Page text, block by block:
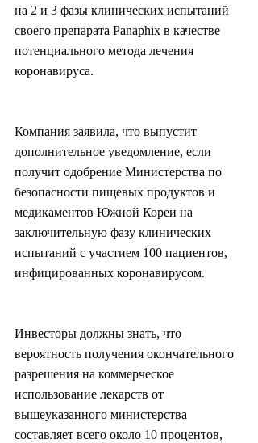
на 2 и 3 фазы клинических испытаний
своего препарата Panaphix в качестве
потенциального метода лечения
коронавируса.
Компания заявила, что выпустит
дополнительное уведомление, если
получит одобрение Министерства по
безопасности пищевых продуктов и
медикаментов Южной Кореи на
заключительную фазу клинических
испытаний с участием 100 пациентов,
инфицированных коронавирусом.
Инвесторы должны знать, что
вероятность получения окончательного
разрешения на коммерческое
использование лекарств от
вышеуказанного министерства
составляет всего около 10 процентов,